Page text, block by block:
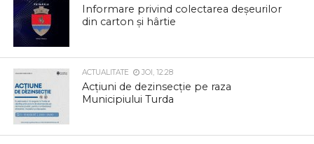
Informare privind colectarea deșeurilor
din carton și hârtie
ACTUALITATE JOI, 12:28
Acțiuni de dezinsecție pe raza
Municipiului Turda